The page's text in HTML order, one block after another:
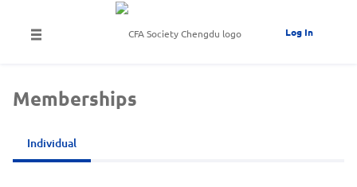
Log In
Memberships
Individual